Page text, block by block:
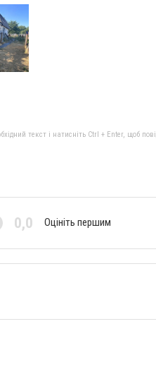
текст і натисніть Ctrl + Enter, щоб
0,0 Оцініть першим